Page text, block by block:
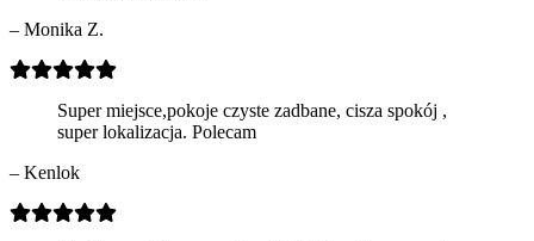
– Monika Z.
Super miejsce,pokoje czyste zadbane, cisza spokój ,
super lokalizacja. Polecam
– Kenlok